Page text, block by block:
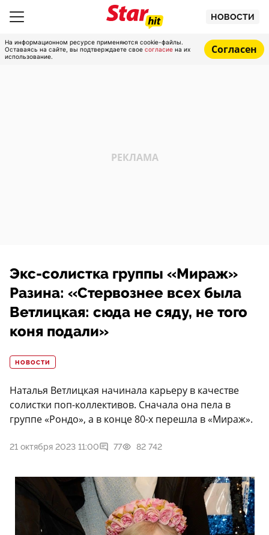
НОВОСТИ
На информационном ресурсе применяются cookie-файлы.
Оставаясь на сайте, вы подтверждаете свое согласие на их
использование.
Согласен
Экс-солистка группы «Мираж»
Разина: «Стервознее всех была
Ветлицкая: сюда не сяду, не того
коня подали»
НОВОСТИ
Наталья Ветлицкая начинала карьеру в качестве
солистки поп-коллективов. Сначала она пела в
группе «Рондо», а в конце 80-х перешла в «Мираж».
21 октября 2023 11:00 77 82 742